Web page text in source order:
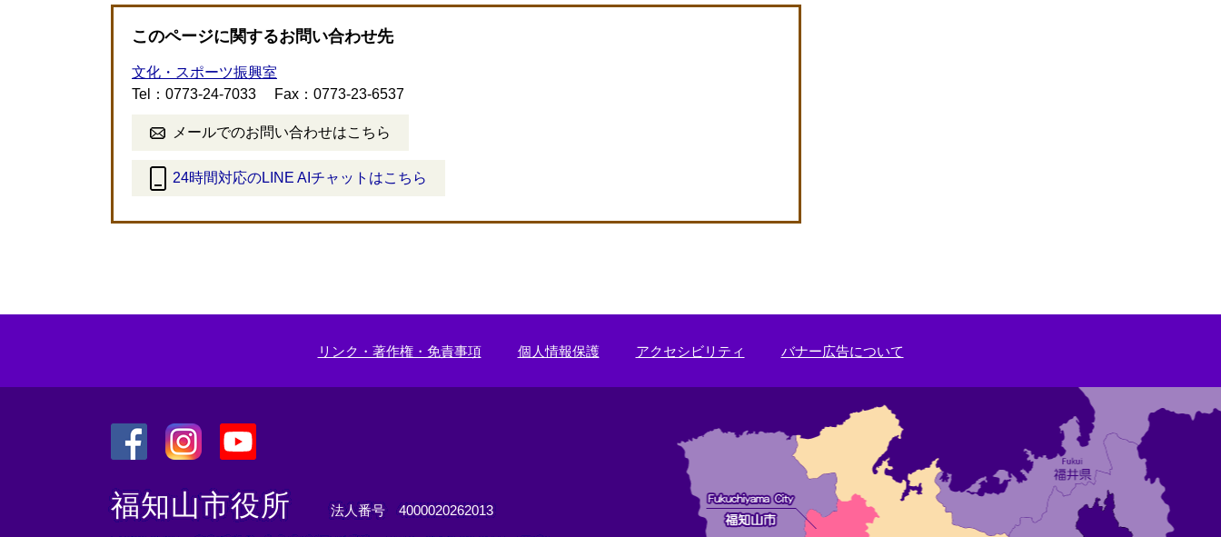
このページに関するお問い合わせ先
文化・スポーツ振興室
Tel：0773-24-7033
Fax：0773-23-6537
メールでのお問い合わせはこちら
24時間対応のLINE AIチャットはこちら
外
ク
リンク・著作権・免責事項 個人情報保護 アクセシビリティ バナー広告について
外
部
外
部
外
部
福知山市役所 法人番号 4000020262013